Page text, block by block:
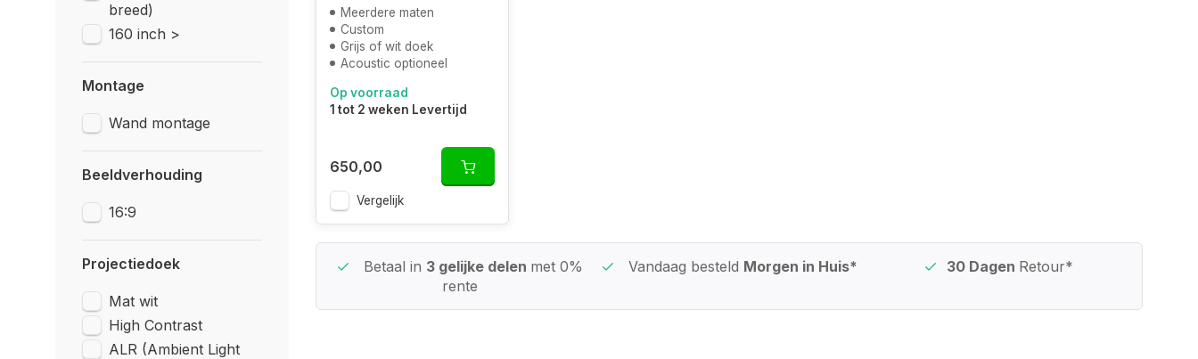
breed)
160 inch >
Montage
Wand montage
Beeldverhouding
16:9
Projectiedoek
Mat wit
High Contrast
ALR (Ambient Light
Meerdere maten
Custom
Grijs of wit doek
Acoustic optioneel
Op voorraad
1 tot 2 weken Levertijd
650,00
Vergelijk
Beste Service Garantie Betaal in 3 gelijke delen met 0%
rente
Vandaag besteld Morgen in Huis* 30 Dagen Retour*